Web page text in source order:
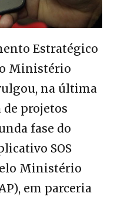
Estratégico
Ministério
na última
de projetos
fase do
SOS
Ministério
em parceria